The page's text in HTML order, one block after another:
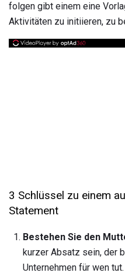
folgen gibt einem eine
Aktivitäten zu initiieren, zu
3 Schlüssel zu einem
Statement
Bestehen Sie den
kurzer Absatz sein, der
Unternehmen für wen